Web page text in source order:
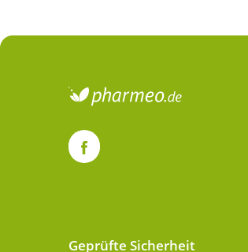
Geprüfte Sicherheit